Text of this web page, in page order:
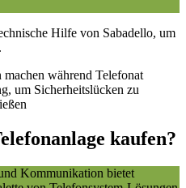
Hilfe von Sabadello, um
um Sicherheitslücken zu
kaufen?
Kommunikation bietet